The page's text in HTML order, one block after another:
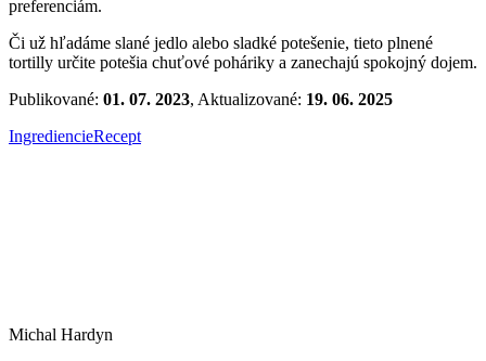
preferenciám.
Či už hľadáme slané jedlo alebo sladké potešenie, tieto plnené
tortilly určite potešia chuťové poháriky a zanechajú spokojný dojem.
Publikované: 01. 07. 2023, Aktualizované: 19. 06. 2025
IngrediencieRecept
Michal Hardyn